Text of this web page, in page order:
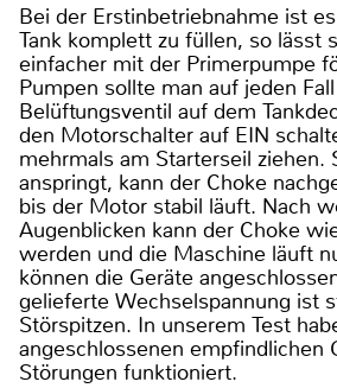
Bei der Erstinbetriebnahme ist
Tank komplett zu füllen, so lässt
einfacher mit der Primerpumpe
Pumpen sollte man auf jeden
Belüftungsventil auf dem
den Motorschalter auf EIN
mehrmals am Starterseil ziehen.
anspringt, kann der Choke
bis der Motor stabil läuft. Nach
Augenblicken kann der Choke
werden und die Maschine läuft
können die Geräte
gelieferte Wechselspannung ist
Störspitzen. In unserem Test
angeschlossenen empfindlichen
Störungen funktioniert.